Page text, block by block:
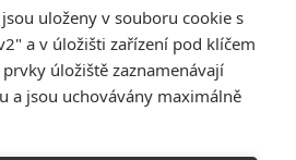
Universal Pictures
dalších 8 obrázků
uloženy v souboru cookie s
a v úložišti zařízení pod klíčem
úložiště zaznamenávají
a jsou uchovávány maximálně